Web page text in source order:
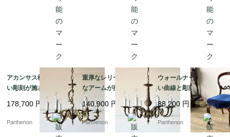
アカンサス模様の美し
い彫刻が施されたブラ
ス照明。クラシカルな
空間を演出する6灯式シ
ャンデリア【sy393】
178,700 円
Parthenon
重厚なレリーフと優美
なアームが描く気品。
クラシカルな真鍮の輝
きが空間を魅了する8灯
式シャンデリア【sy46
140,900 円
Parthenon
ウォールナットの美し
い曲線と彫刻が目を惹
く、空間を優雅に彩る
気品あるバルーンチェ
ア【c237-2】
88,200 円
Parthenon